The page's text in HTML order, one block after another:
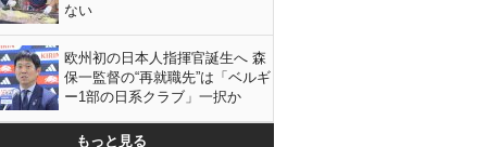
ない
欧州初の日本人指揮官誕生へ 森
保一監督の“再就職先”は「ベルギ
ー1部の日系クラブ」一択か
もっと見る